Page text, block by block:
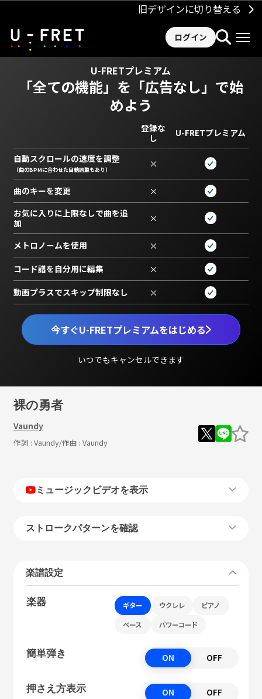
旧デザインに切り替える
ログイン
U-FRETプレミアム
「全ての機能」を 「広告なし」で始
めよう
今すぐU-FRETプレミアムをはじめる
いつでもキャンセルできます
登録な
し
U-FRETプレミアム
自動スクロールの速度を調整
（曲のBPMに合わせた自動調整もあり） ×
曲のキーを変更 ×
お気に入りに上限なしで曲を追
加
×
メトロノームを使用 ×
コード譜を自分用に編集 ×
動画プラスでスキップ制限なし ×
裸の勇者
Vaundy
作詞 : Vaundy/作曲 : Vaundy
ミュージックビデオを表示
ストロークパターンを確認
楽譜設定
楽器 ギター ウクレレ ピアノ
ベース パワーコード
簡単弾き ON OFF
押さえ方表示 ON OFF